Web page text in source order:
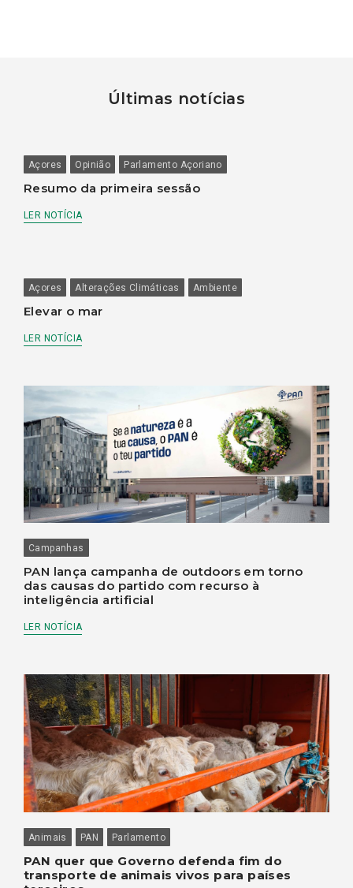
Últimas notícias
Açores Opinião Parlamento Açoriano
Resumo da primeira sessão
LER NOTÍCIA
Açores Alterações Climáticas Ambiente
Elevar o mar
LER NOTÍCIA
Campanhas
PAN lança campanha de outdoors em torno
das causas do partido com recurso à
inteligência artificial
LER NOTÍCIA
Animais PAN Parlamento
PAN quer que Governo defenda fim do
transporte de animais vivos para países